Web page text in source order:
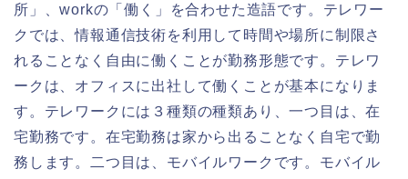
所」、workの「働く」を合わせた造語です。テレワー
クでは、情報通信技術を利用して時間や場所に制限さ
れることなく自由に働くことが勤務形態です。テレワ
ークは、オフィスに出社して働くことが基本になりま
す。テレワークには３種類の種類あり、一つ目は、在
宅勤務です。在宅勤務は家から出ることなく自宅で勤
務します。二つ目は、モバイルワークです。モバイル